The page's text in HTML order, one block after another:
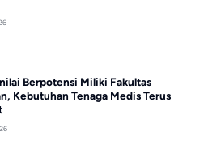
Berpotensi Miliki Fakultas
Kebutuhan Tenaga Medis Terus